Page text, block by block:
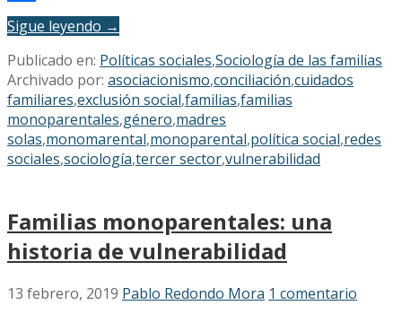
Compartir
Sigue leyendo →
Publicado en: Políticas sociales,Sociología de las familias
Archivado por: asociacionismo,conciliación,cuidados
familiares,exclusión social,familias,familias
monoparentales,género,madres
solas,monomarental,monoparental,política social,redes
sociales,sociología,tercer sector,vulnerabilidad
Familias monoparentales: una
historia de vulnerabilidad
13 febrero, 2019 Pablo Redondo Mora 1 comentario